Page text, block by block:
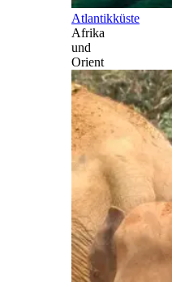
Atlantikküste
Afrika
und
Orient